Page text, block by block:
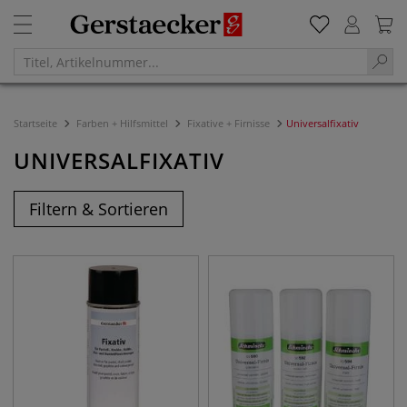
Startseite Farben + Hilfsmittel Fixative + Firnisse Universalfixativ
UNIVERSALFIXATIV
Filtern & Sortieren